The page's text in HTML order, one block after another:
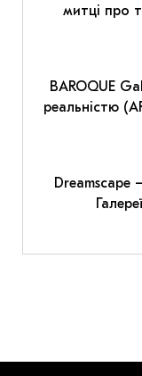
митці про
BAROQUE
реальністю
Dreamscape